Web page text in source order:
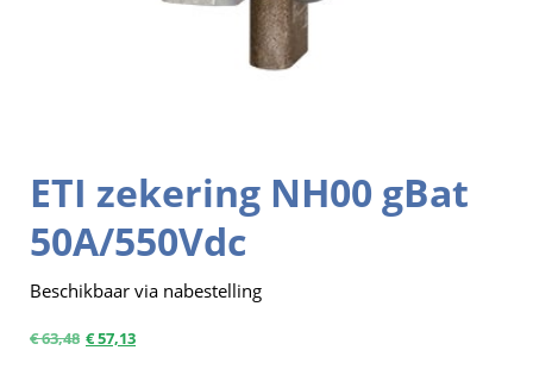
ETI zekering NH00 gBat
50A/550Vdc
Beschikbaar via nabestelling
€63,48 €57,13